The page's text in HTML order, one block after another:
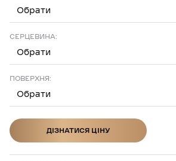
Обрати
СЕРЦЕВИНА:
Обрати
ПОВЕРХНЯ:
Обрати
ДІЗНАТИСЯ ЦІНУ